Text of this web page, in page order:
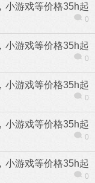
小游戏等价格35h起
0
小游戏等价格35h起
0
小游戏等价格35h起
0
小游戏等价格35h起
0
小游戏等价格35h起
0